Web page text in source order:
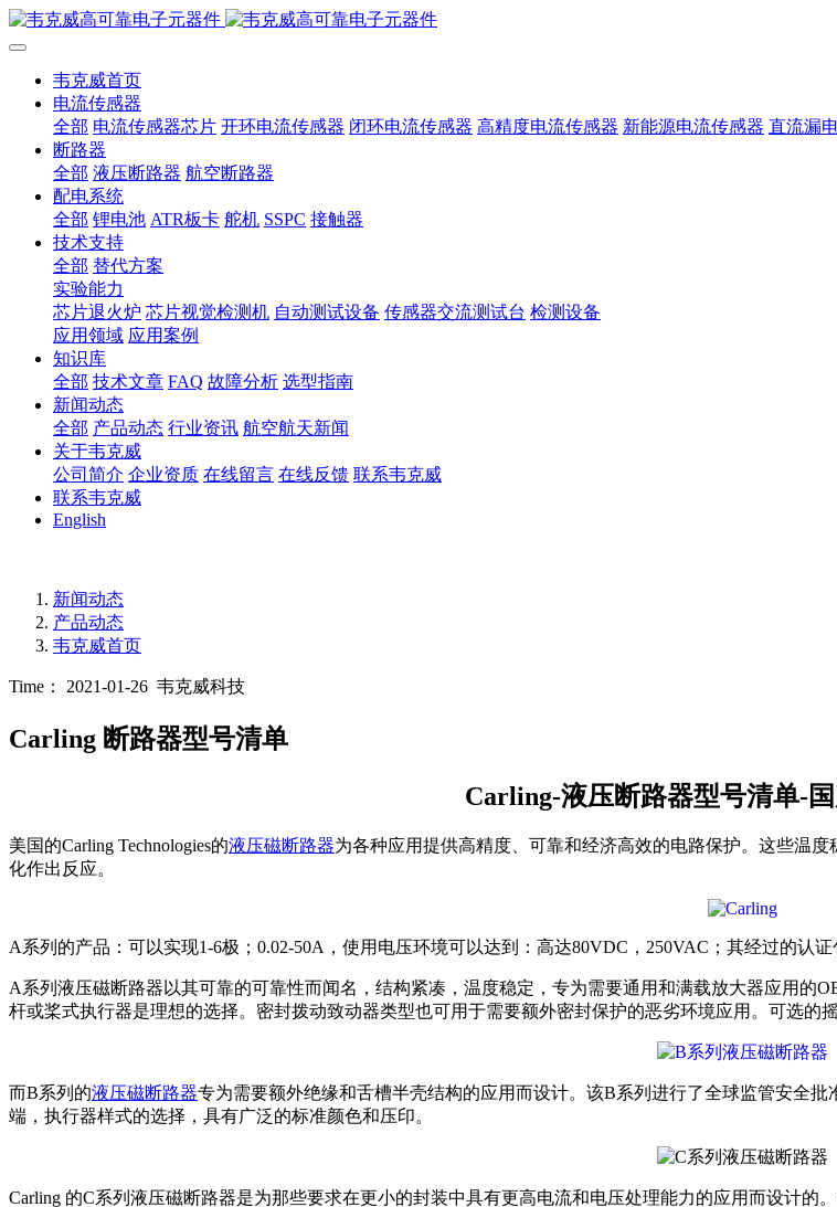
韦克威首页
电流传感器
全部 电流传感器芯片 开环电流传感器 闭环电流传感器 高精度电流传感器 新能源电流传感器 直流漏
断路器
全部 液压断路器 航空断路器
配电系统
全部 锂电池 ATR板卡 舵机 SSPC 接触器
技术支持
全部 替代方案
实验能力
芯片退火炉 芯片视觉检测机 自动测试设备 传感器交流测试台 检测设备
应用领域 应用案例
知识库
全部 技术文章 FAQ 故障分析 选型指南
新闻动态
全部 产品动态 行业资讯 航空航天新闻
关于韦克威
公司简介 企业资质 在线留言 在线反馈 联系韦克威
联系韦克威
English
新闻动态
产品动态
韦克威首页
Time： 2021-01-26 韦克威科技
Carling 断路器型号清单
Carling-液压断路器型号清单-
美国的Carling Technologies的液压磁断路器为各种应用提供高精度、可靠和经济高效的电路保护。这些温
化作出反应。
A系列的产品：可以实现1-6极；0.02-50A，使用电压环境可以达到：高达80VDC，250VAC；其经过的认
A系列液压磁断路器以其可靠的可靠性而闻名，结构紧凑，温度稳定，专为需要通用和满载放大器应用的
杆或桨式执行器是理想的选择。密封拨动致动器类型也可用于需要额外密封保护的恶劣环境应用。可选的
而B系列的液压磁断路器专为需要额外绝缘和舌槽半壳结构的应用而设计。该B系列进行了全球监管安全
端，执行器样式的选择，具有广泛的标准颜色和压印。
Carling 的C系列液压磁断路器是为那些要求在更小的封装中具有更高电流和电压处理能力的应用而设计